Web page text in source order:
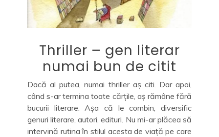
Thriller – gen literar
numai bun de citit
Dacă al putea, numai thriller aș citi. Dar apoi,
când s-ar termina toate cărțile, aș rămâne fără
bucurii literare. Așa că le combin, diversific
genuri literare, autori, edituri. Nu mi-ar plăcea să
intervină rutina în stilul acesta de viață pe care